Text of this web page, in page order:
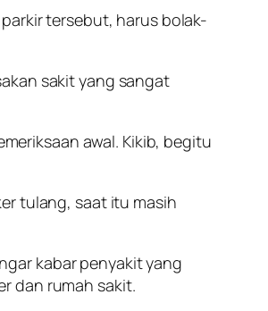
tersebut, harus bolak-
sakit yang sangat
awal. Kikib, begitu
tulang, saat itu masih
kabar penyakit yang
dan rumah sakit.